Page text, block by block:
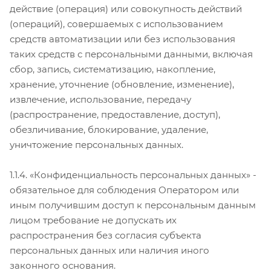
действие (операция) или совокупность действий
(операций), совершаемых с использованием
средств автоматизации или без использования
таких средств с персональными данными, включая
сбор, запись, систематизацию, накопление,
хранение, уточнение (обновление, изменение),
извлечение, использование, передачу
(распространение, предоставление, доступ),
обезличивание, блокирование, удаление,
уничтожение персональных данных.
1.1.4. «Конфиденциальность персональных данных» -
обязательное для соблюдения Оператором или
иным получившим доступ к персональным данным
лицом требование не допускать их
распространения без согласия субъекта
персональных данных или наличия иного
законного основания.